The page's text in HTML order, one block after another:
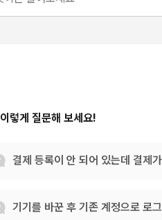
이렇게 질문해 보세요!
결제 등록이 안 되어 있는데 결제
기기를 바꾼 후 기존 계정으로 로